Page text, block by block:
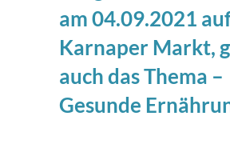
am 04.09.2021
Karnaper Markt,
auch das Thema –
Gesunde